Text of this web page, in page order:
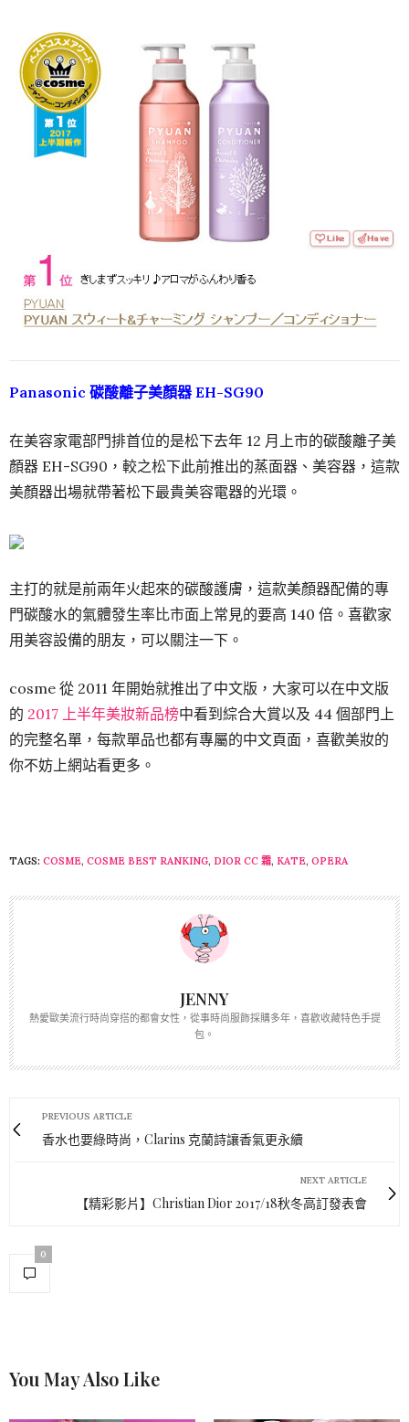
Panasonic 碳酸離子美顏器 EH-SG90
在美容家電部門排首位的是松下去年 12 月上市的碳酸離子美
顏器 EH-SG90，較之松下此前推出的蒸面器、美容器，這款
美顏器出場就帶著松下最貴美容電器的光環。
主打的就是前兩年火起來的碳酸護膚，這款美顏器配備的專
門碳酸水的氣體發生率比市面上常見的要高 140 倍。喜歡家
用美容設備的朋友，可以關注一下。
cosme 從 2011 年開始就推出了中文版，大家可以在中文版
的 2017 上半年美妝新品榜中看到綜合大賞以及 44 個部門上
的完整名單，每款單品也都有專屬的中文頁面，喜歡美妝的
你不妨上網站看更多。
TAGS: COSME, COSME BEST RANKING, DIOR CC 霜, KATE, OPERA
JENNY
熱愛歐美流行時尚穿搭的都會女性，從事時尚服飾採購多年，喜歡收藏特色手提
包。
PREVIOUS ARTICLE
香水也要綠時尚，Clarins 克蘭詩讓香氣更永續
NEXT ARTICLE
【精彩影片】Christian Dior 2017/18秋冬高訂發表會
0
You May Also Like